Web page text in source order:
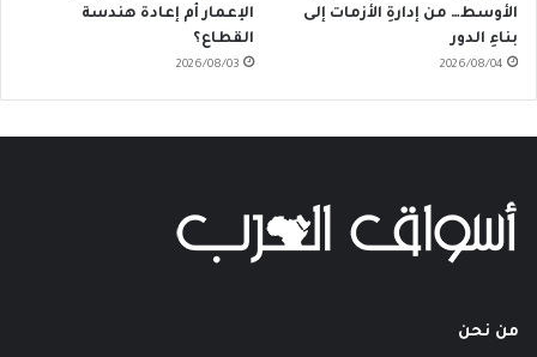
الأوسط… من إدارةِ الأزمات إلى
بناءِ الدور
2026/08/04
الإعمار أم إعادة هندسة
القطاع؟
2026/08/03
من نحن